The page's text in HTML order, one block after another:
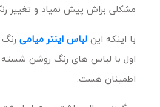
مشکلی براش پیش نمیاد و تغییر
با اینکه اینلباس اینتر میامی رنگ
اول با لباس های رنگ روشن شسته
اطمینان هست.